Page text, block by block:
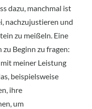
dazu, manchmal ist
nachzujustieren und
zu meißeln. Eine
zu Beginn zu fragen:
meiner Leistung
beispielsweise
ihre
um